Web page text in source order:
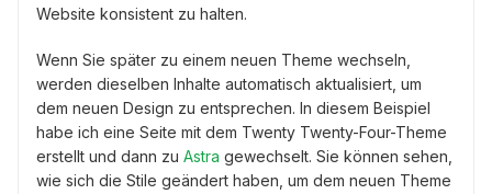
Website konsistent zu halten.
Wenn Sie später zu einem neuen Theme wechseln,
werden dieselben Inhalte automatisch aktualisiert, um
dem neuen Design zu entsprechen. In diesem Beispiel
habe ich eine Seite mit dem Twenty Twenty-Four-Theme
erstellt und dann zu Astra gewechselt. Sie können sehen,
wie sich die Stile geändert haben, um dem neuen Theme